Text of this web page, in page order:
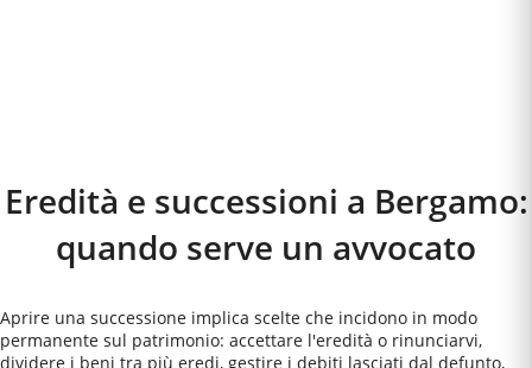
Eredità e successioni a Bergamo:
quando serve un avvocato
Aprire una successione implica scelte che incidono in modo
permanente sul patrimonio: accettare l'eredità o rinunciarvi,
dividere i beni tra più eredi, gestire i debiti lasciati dal defunto,